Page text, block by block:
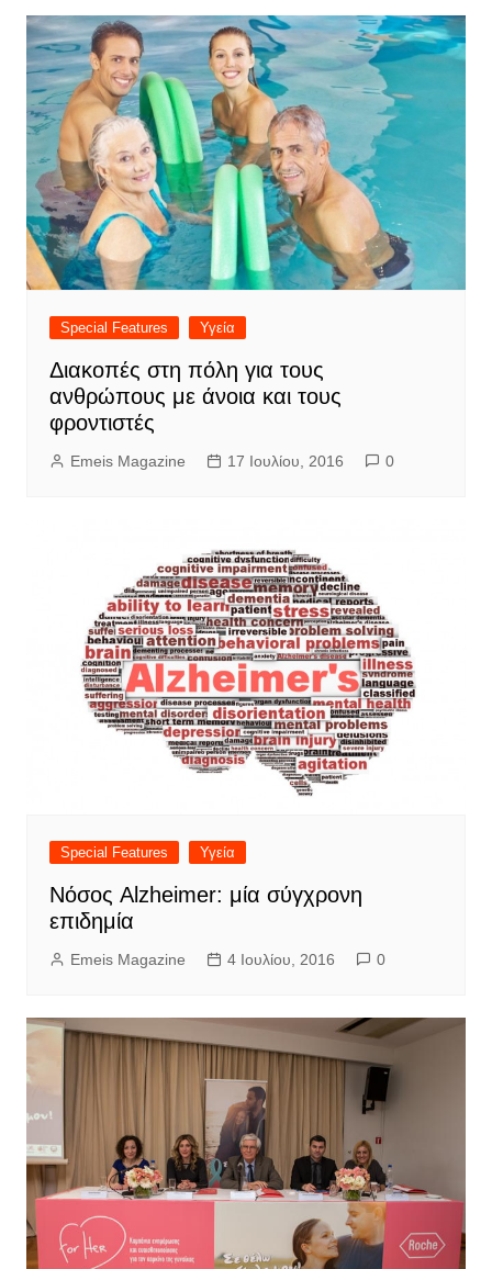
Special Features Υγεία
Διακοπές στη πόλη για τους
ανθρώπους με άνοια και τους
φροντιστές
Emeis Magazine 17 Ιουλίου, 2016 0
Special Features Υγεία
Νόσος Alzheimer: μία σύγχρονη
επιδημία
Emeis Magazine 4 Ιουλίου, 2016 0